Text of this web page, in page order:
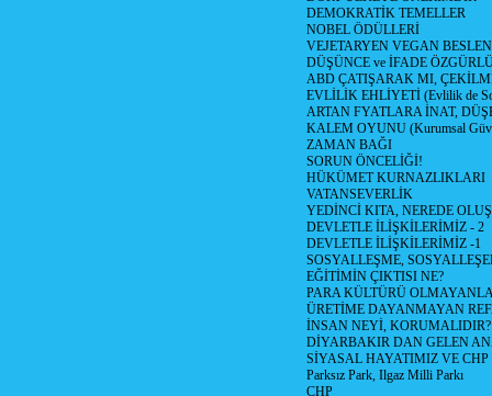
DEMOKRATİK TEMELLER
NOBEL ÖDÜLLERİ
VEJETARYEN VEGAN
DÜŞÜNCE ve İFADE
ABD ÇATIŞARAK MI,
EVLİLİK EHLİYETİ (Evlilik de
ARTAN FYATLARA İNAT,
KALEM OYUNU (Kurumsal
ZAMAN BAĞI
SORUN ÖNCELİĞİ!
HÜKÜMET KURNAZLIKLARI
VATANSEVERLİK
YEDİNCİ KITA, NEREDE
DEVLETLE İLİŞKİLERİMİZ - 2
DEVLETLE İLİŞKİLERİMİZ -1
SOSYALLEŞME,
EĞİTİMİN ÇIKTISI NE?
PARA KÜLTÜRÜ
ÜRETİME DAYANMAYAN
İNSAN NEYİ, KORUMALIDIR?
DİYARBAKIR DAN GELEN
SİYASAL HAYATIMIZ VE CHP
Parksız Park, Ilgaz Milli Parkı
CHP